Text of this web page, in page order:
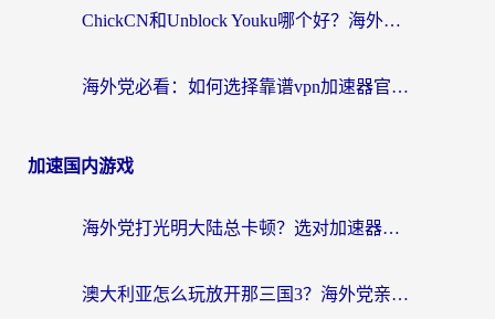
ChickCN和Unblock Youku哪个好？海外党亲测4款热门回国加速器，附避坑指南
海外党必看：如何选择靠谱vpn加速器官网？轻松解决国内APP地区限制
加速国内游戏
海外党打光明大陆总卡顿？选对加速器才是关键！（附亲测好用的推荐）
澳大利亚怎么玩放开那三国3？海外党亲测有效的国服游戏加速指南